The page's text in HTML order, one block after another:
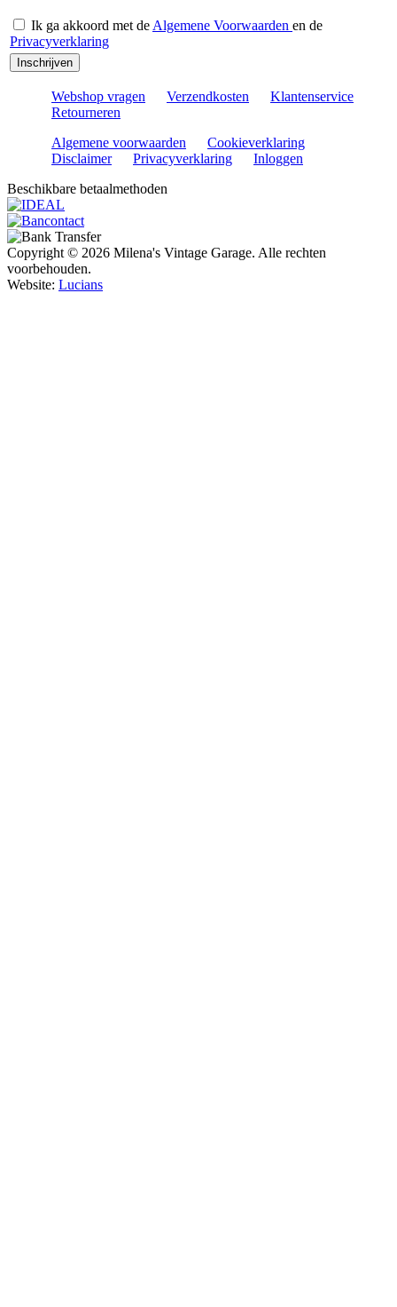
Ik ga akkoord met de Algemene Voorwaarden en de
Privacyverklaring
Inschrijven
Webshop vragen Verzendkosten
Klantenservice
Retourneren
Algemene voorwaarden
Cookieverklaring
Disclaimer
Privacyverklaring
Inloggen
Beschikbare betaalmethoden
Copyright © 2026 Milena's Vintage Garage. Alle rechten
voorbehouden.
Website: Lucians